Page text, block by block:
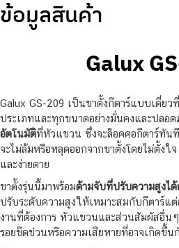
ข้อมูลสินค้า
Galux
Galux GS-209 เป็นขาตั้งกีตาร์แบบเดี่ย
ประเภทและทุกขนาดอย่างมั่นคงและปลอ
อัตโนมัติที่หัวแขวน ซึ่งจะล็อคคอกีตาร์ทัน
จะไม่ล้มหรือหลุดออกจากขาตั้งโดยไม่ตั้งใ
และง่ายดาย
ขาตั้งรุ่นนี้มาพร้อมด้ามจับที่ปรับความสูงได้
ปรับระดับความสูงให้เหมาะสมกับกีตาร์แ
งานที่ต้องการ หัวแขวนและส่วนสัมผัสอื่นๆ
รอยขีดข่วนหรือความเสียหายที่อาจเกิดขึ้น